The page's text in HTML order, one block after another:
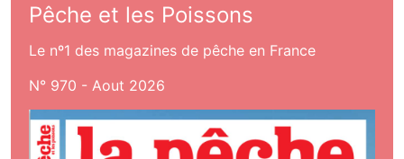
Pêche et les Poissons
Le nº1 des magazines de pêche en France
N° 970 - Aout 2026